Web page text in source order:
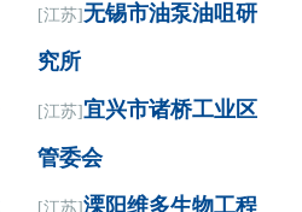
[江苏]无锡市油泵油咀研
究所
[江苏]宜兴市诸桥工业区
管委会
[江苏]溧阳维多生物工程